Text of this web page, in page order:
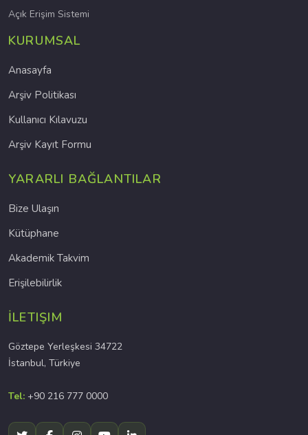
Açık Erişim Sistemi
KURUMSAL
Anasayfa
Arşiv Politikası
Kullanıcı Kılavuzu
Arşiv Kayıt Formu
YARARLI BAĞLANTILAR
Bize Ulaşın
Kütüphane
Akademik Takvim
Erişilebilirlik
İLETIŞIM
Göztepe Yerleşkesi 34722
İstanbul, Türkiye
Tel: +90 216 777 0000